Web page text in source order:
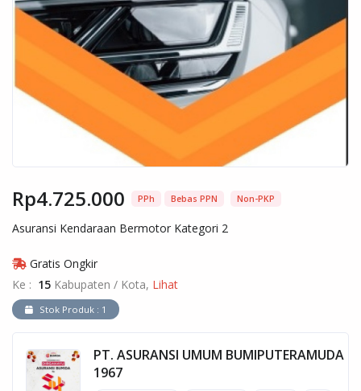
Rp4.725.000 PPh Bebas PPN Non-PKP
Asuransi Kendaraan Bermotor Kategori 2
Gratis Ongkir
Ke : 15 Kabupaten / Kota, Lihat
Stok Produk : 1
PT. ASURANSI UMUM BUMIPUTERAMUDA
1967